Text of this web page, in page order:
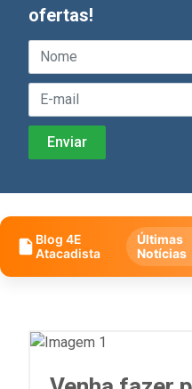
ofertas!
Blog 4E
Atacadista
Últimas
Notícias